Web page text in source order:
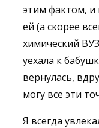
этим фактом, и
ей (а скорее
химический
уехала к
вернулась,
могу все эти
Я всегда